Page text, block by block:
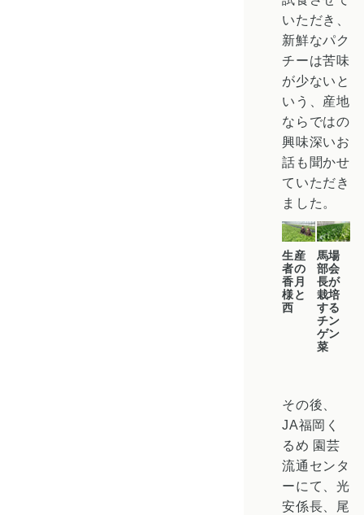
いただき、
新鮮なパク
チーは苦味
が少ないと
いう、産地
ならではの
興味深いお
話も聞かせ
ていただき
ました。
生産
者の
香月
様と
西
馬場
部会
長が
栽培
する
チン
ゲン
菜
その後、
JA福岡く
るめ 園芸
流通センタ
ーにて、光
安係長、尾